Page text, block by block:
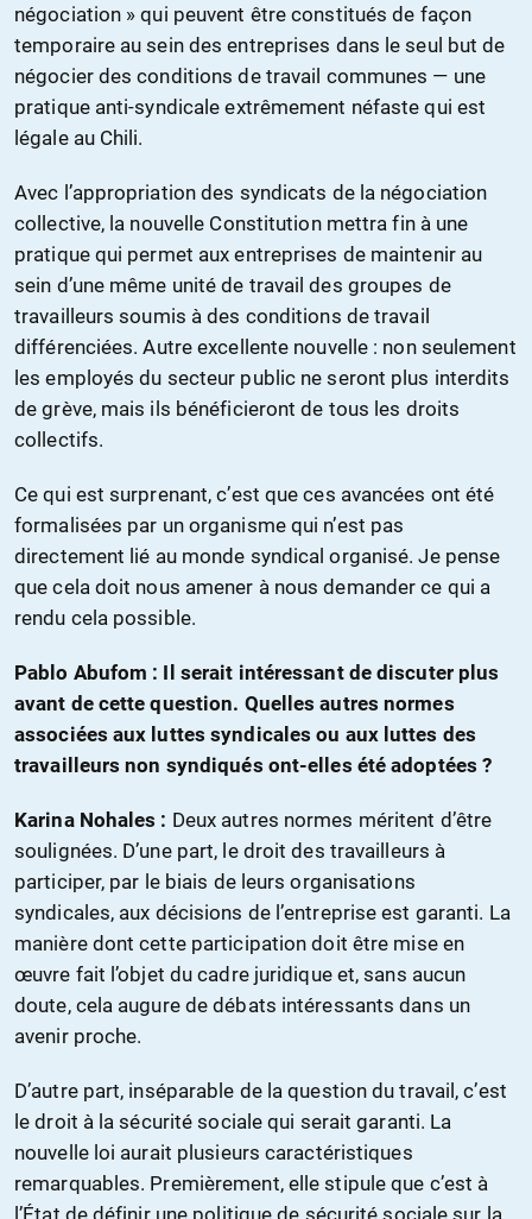
négociation » qui peuvent être constitués de façon
temporaire au sein des entreprises dans le seul but de
négocier des conditions de travail communes — une
pratique anti-syndicale extrêmement néfaste qui est
légale au Chili.
Avec l’appropriation des syndicats de la négociation
collective, la nouvelle Constitution mettra fin à une
pratique qui permet aux entreprises de maintenir au
sein d’une même unité de travail des groupes de
travailleurs soumis à des conditions de travail
différenciées. Autre excellente nouvelle : non seulement
les employés du secteur public ne seront plus interdits
de grève, mais ils bénéficieront de tous les droits
collectifs.
Ce qui est surprenant, c’est que ces avancées ont été
formalisées par un organisme qui n’est pas
directement lié au monde syndical organisé. Je pense
que cela doit nous amener à nous demander ce qui a
rendu cela possible.
Pablo Abufom : Il serait intéressant de discuter plus
avant de cette question. Quelles autres normes
associées aux luttes syndicales ou aux luttes des
travailleurs non syndiqués ont-elles été adoptées ?
Karina Nohales : Deux autres normes méritent d’être
soulignées. D’une part, le droit des travailleurs à
participer, par le biais de leurs organisations
syndicales, aux décisions de l’entreprise est garanti. La
manière dont cette participation doit être mise en
œuvre fait l’objet du cadre juridique et, sans aucun
doute, cela augure de débats intéressants dans un
avenir proche.
D’autre part, inséparable de la question du travail, c’est
le droit à la sécurité sociale qui serait garanti. La
nouvelle loi aurait plusieurs caractéristiques
remarquables. Premièrement, elle stipule que c’est à
l’État de définir une politique de sécurité sociale sur la